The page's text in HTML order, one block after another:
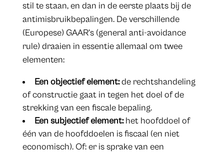
stil te staan, en dan in de eerste plaats bij de
antimisbruikbepalingen. De verschillende
(Europese) GAAR’s (general anti-avoidance
rule) draaien in essentie allemaal om twee
elementen:
Een objectief element:de rechtshandeling
of constructie gaat in tegen het doel of de
strekking van een fiscale bepaling.
Een subjectief element:het hoofddoel of
één van de hoofddoelen is fiscaal (en niet
economisch). Of: er is sprake van een